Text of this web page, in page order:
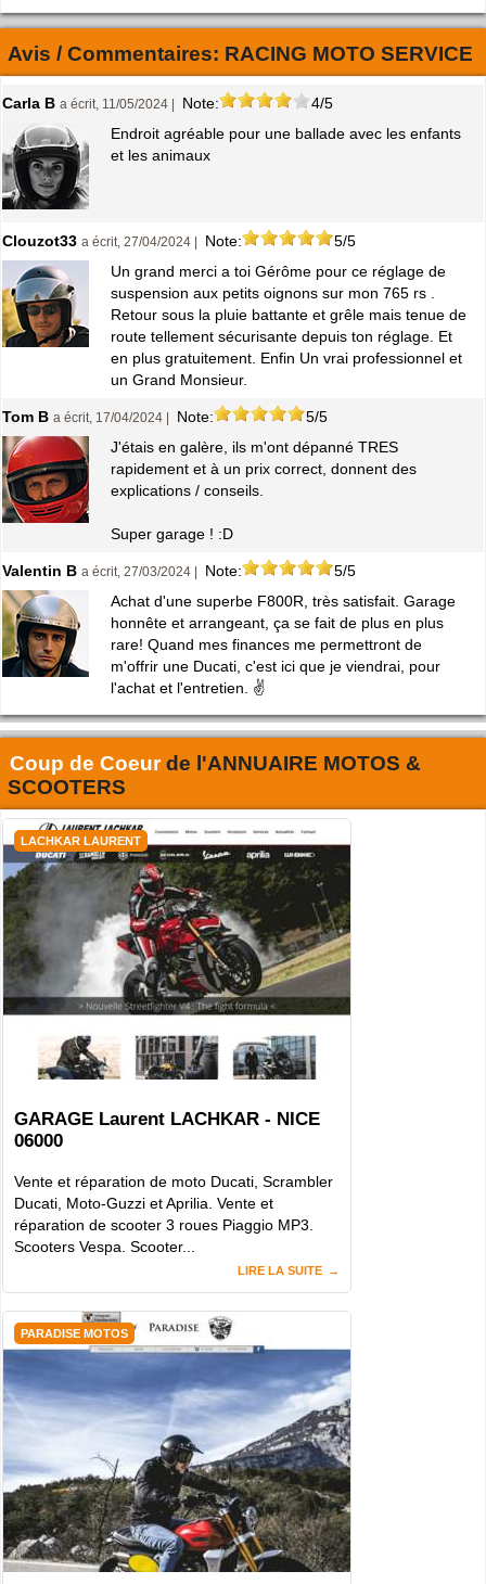
Avis / Commentaires: RACING MOTO SERVICE
Carla B a écrit, 11/05/2024 | Note:
4/5
Endroit agréable pour une ballade avec les enfants
et les animaux
Clouzot33 a écrit, 27/04/2024 | Note:
5/5
Un grand merci a toi Gérôme pour ce réglage de
suspension aux petits oignons sur mon 765 rs .
Retour sous la pluie battante et grêle mais tenue de
route tellement sécurisante depuis ton réglage. Et
en plus gratuitement. Enfin Un vrai professionnel et
un Grand Monsieur.
Tom B a écrit, 17/04/2024 | Note:
5/5
J'étais en galère, ils m'ont dépanné TRES
rapidement et à un prix correct, donnent des
explications / conseils.
Super garage ! :D
Valentin B a écrit, 27/03/2024 | Note:
5/5
Achat d'une superbe F800R, très satisfait. Garage
honnête et arrangeant, ça se fait de plus en plus
rare! Quand mes finances me permettront de
m'offrir une Ducati, c'est ici que je viendrai, pour
l'achat et l'entretien. ✌️
Coup de Coeurde l'ANNUAIRE MOTOS &
SCOOTERS
LACHKAR LAURENT
GARAGE Laurent LACHKAR - NICE
06000
Vente et réparation de moto Ducati, Scrambler
Ducati, Moto-Guzzi et Aprilia. Vente et
réparation de scooter 3 roues Piaggio MP3.
Scooters Vespa. Scooter...
LIRE LA SUITE
PARADISE MOTOS